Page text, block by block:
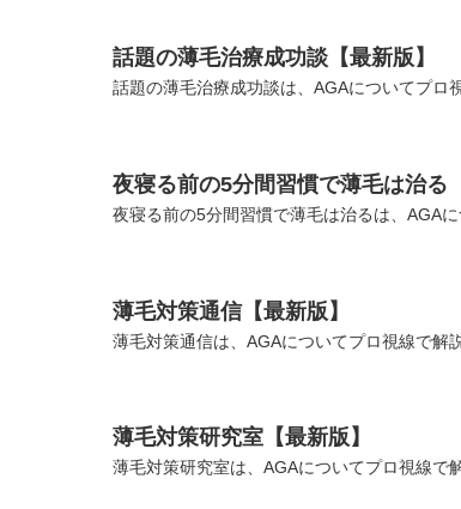
話題の薄毛治療成功談【最新版】
話題の薄毛治療成功談は、AGAについてプ
夜寝る前の5分間習慣で薄毛は治る
夜寝る前の5分間習慣で薄毛は治るは、AGA
薄毛対策通信【最新版】
薄毛対策通信は、AGAについてプロ視線で
薄毛対策研究室【最新版】
薄毛対策研究室は、AGAについてプロ視線